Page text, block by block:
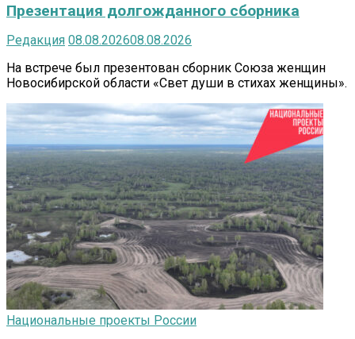
Презентация долгожданного сборника
Редакция 08.08.202608.08.2026
На встрече был презентован сборник Союза женщин
Новосибирской области «Свет души в стихах женщины».
Национальные проекты России